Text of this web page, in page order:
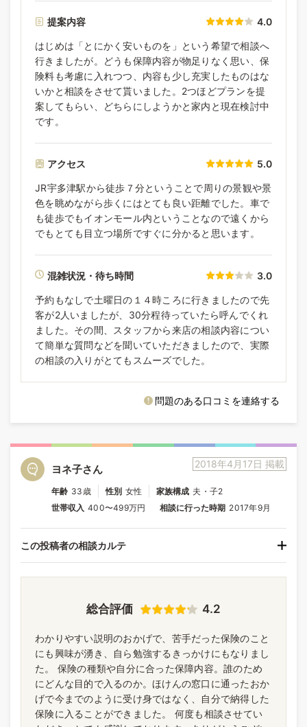
提案内容 4.0
はじめは「とにかく安いものを」という希望で相談へ
行きましたが。どうも保障内容が物足りなく思い、保
険料も考慮に入れつつ、内容も少し充実したものはな
いかと相談をさせて貰いました。2つほどプランを提
案してもらい、どちらにしようかと家内と現在検討中
です。
アクセス 5.0
JR宇多津駅から徒歩７分ということで周りの景観や景
色を眺めながら歩くにはとても良い距離でした。車で
も徒歩でもイオンモール内ということなので遠くから
でもとても目立つ場所ですぐに分かると思います。
混雑状況・待ち時間 3.0
予約もなしで土曜日の１４時ころに行きましたので先
客が2人いましたが、30分程待っていたら呼んでくれ
ました。その間、スタッフから来店の相談内容につい
て簡単な質問などを聞いていただきましたので、実際
の相談の入りがとてもスムーズでした。
問題のある口コミを連絡する
2018年4月17日 掲載
ヨネ子さん
年齢 33歳 性別 女性 家族構成 夫・子2
世帯収入 400〜499万円 相談に行った時期 2017年9月
この投稿者の相談カルテ
総合評価 4.2
わかりやすい説明のおかげで、苦手だった保険のこと
にも興味が湧き、自ら勉強するきっかけにもなりまし
た。 保険の種類や自分に合った保障内容。誰のため
にどんな目的で入るのか。ほけんの窓口に通ったおか
げで今までのように受け身ではなく、自分で納得した
保険に入ることができました。 何度も相談させてい